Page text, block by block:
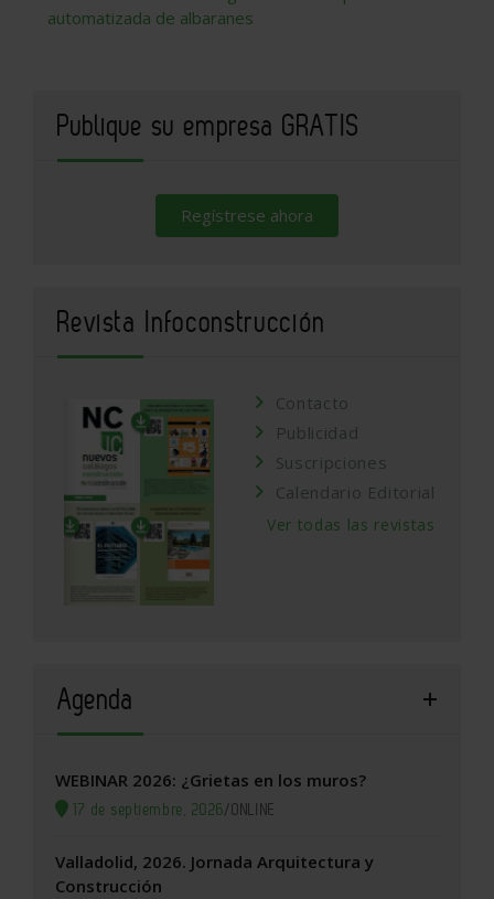
automatizada de albaranes
Publique su empresa GRATIS
Regístrese ahora
Revista Infoconstrucción
Contacto
Publicidad
Suscripciones
Calendario Editorial
Ver todas las revistas
Agenda
WEBINAR 2026: ¿Grietas en los muros?
17 de septiembre, 2026/ONLINE
Valladolid, 2026. Jornada Arquitectura y
Construcción